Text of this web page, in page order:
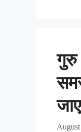
गुरु